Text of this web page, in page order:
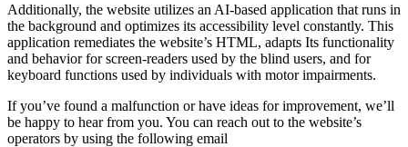
Additionally, the website utilizes an AI-based application that runs in
the background and optimizes its accessibility level constantly. This
application remediates the website’s HTML, adapts Its functionality
and behavior for screen-readers used by the blind users, and for
keyboard functions used by individuals with motor impairments.
If you’ve found a malfunction or have ideas for improvement, we’ll
be happy to hear from you. You can reach out to the website’s
operators by using the following email